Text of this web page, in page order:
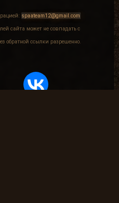
spaateam12@gmail.com
сайта может не совпадать с
обратной ссылки разрешенно.